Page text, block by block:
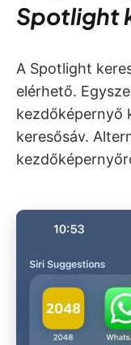
Spotlight
A Spotlight
elérhető.
kezdőképernyő
keresősáv.